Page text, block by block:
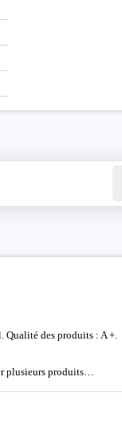
des produits : A +.
plusieurs produits…